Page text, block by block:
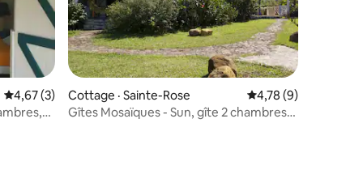
Note moyenne de 4,67 sur 5, 3 commentaires
4,67 (3)
Cottage · Sainte-Rose Note moyenne de
4,78 (9)
Gîtes Mosaïques - Sun, gîte 2 chambres,